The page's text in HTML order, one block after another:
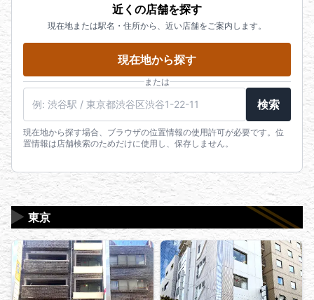
近くの店舗を探す
現在地または駅名・住所から、近い店舗をご案内します。
現在地から探す
または
検索
現在地から探す場合、ブラウザの位置情報の使用許可が必要です。位
置情報は店舗検索のためだけに使用し、保存しません。
東京
▶